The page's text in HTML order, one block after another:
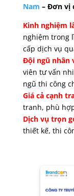
Nam – Đơn vị
Kinh nghiệm
nghiệm trong
cấp dịch vụ
Đội ngũ nhân
viên tư vấn
ngũ thi công
Giá cả cạnh
tranh, phù
Dịch vụ trọn
thiết kế, thi